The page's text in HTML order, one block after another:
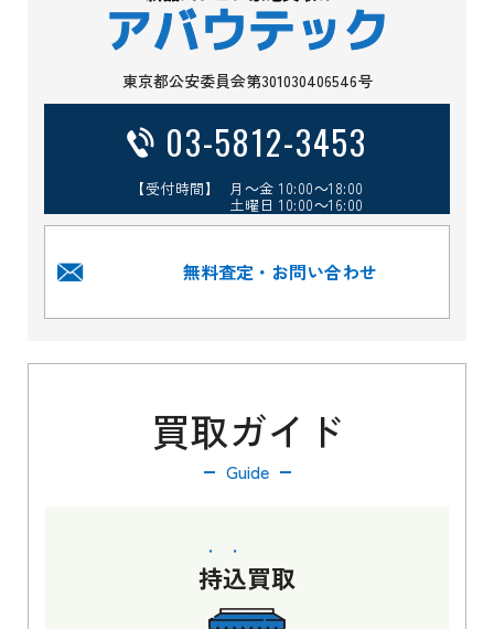
東京都公安委員会第301030406546号
03-5812-3453
【受付時間】 月～金 10:00～18:00
土曜日 10:00～16:00
無料査定・お問い合わせ
買取ガイド
Guide
持込買取